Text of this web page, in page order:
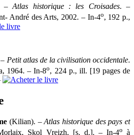
–Atlas historique : les Croisades. –
André des Arts, 2002. – In-4o, 192 p.,
Petit atlas de la civilisation occidentale.
1964. – In-8o, 224 p., ill. [19 pages de
(Kilian). –Atlas historique des pays et
Skol Vreizh, [s. d.]. – In-4o à